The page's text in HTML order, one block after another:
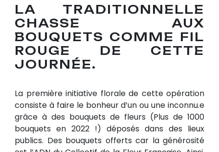
LA TRADITIONNELLE
CHASSE AUX
BOUQUETS COMME FIL
ROUGE DE CETTE
JOURNÉE.
La première initiative florale de cette opération
consiste à faire le bonheur d’un ou une inconnu.e
grâce à des bouquets de fleurs (Plus de 1000
bouquets en 2022 !) déposés dans des lieux
publics. Des bouquets offerts car la générosité